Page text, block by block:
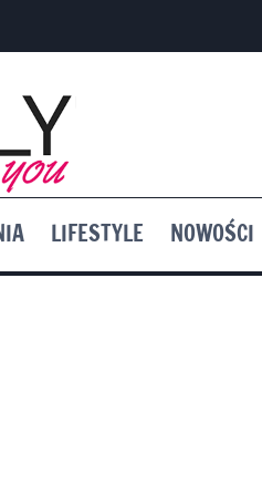
LIFESTYLE NOWOŚCI